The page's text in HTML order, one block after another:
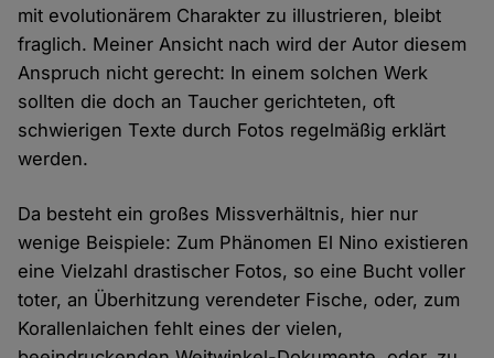
mit evolutionärem Charakter zu illustrieren, bleibt
fraglich. Meiner Ansicht nach wird der Autor diesem
Anspruch nicht gerecht: In einem solchen Werk
sollten die doch an Taucher gerichteten, oft
schwierigen Texte durch Fotos regelmäßig erklärt
werden.
Da besteht ein großes Missverhältnis, hier nur
wenige Beispiele: Zum Phänomen El Nino existieren
eine Vielzahl drastischer Fotos, so eine Bucht voller
toter, an Überhitzung verendeter Fische, oder, zum
Korallenlaichen fehlt eines der vielen,